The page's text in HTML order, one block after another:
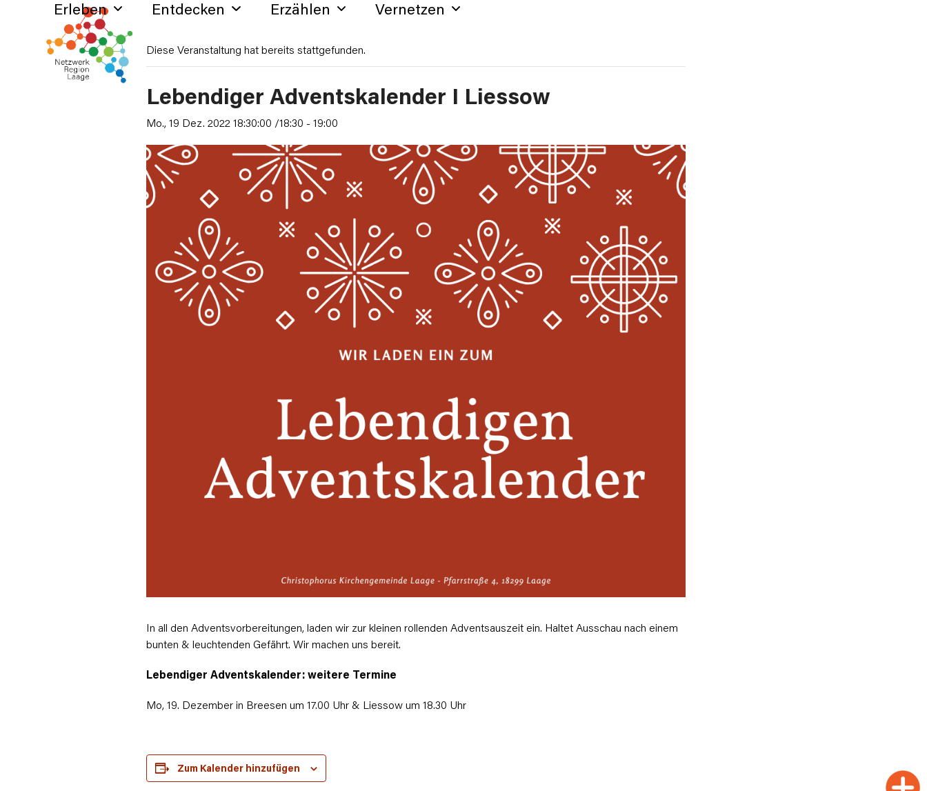
Erleben Entdecken Erzählen Vernetzen
Diese Veranstaltung hat bereits stattgefunden.
Lebendiger Adventskalender I Liessow
Mo., 19 Dez. 2022 18:30:00 /18:30 - 19:00
In all den Adventsvorbereitungen, laden wir zur kleinen rollenden Adventsauszeitein. Haltet Ausschau nach einem
bunten & leuchtenden Gefährt. Wir machen uns bereit.
Lebendiger Adventskalender: weitere Termine
Mo, 19. Dezember in Breesen um 17.00 Uhr & Liessow um 18.30 Uhr
Zum Kalender hinzufügen